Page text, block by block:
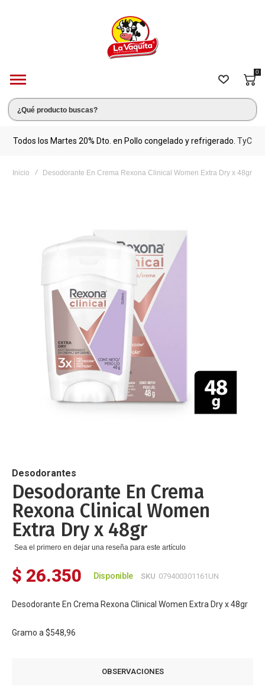
0
Todos los Martes 20% Dto. en Pollo congelado y refrigerado. TyC
Inicio Desodorante En Crema Rexona Clinical Women Extra Dry x 48gr
de
la
galería
de
imágenes
Desodorantes
Desodorante En Crema
Rexona Clinical Women
Extra Dry x 48gr
Sea el primero en dejar una reseña para este artículo
$ 26.350 Disponible SKU 079400301161UN
Desodorante En Crema Rexona Clinical Women Extra Dry x 48gr
Gramo a $548,96
OBSERVACIONES